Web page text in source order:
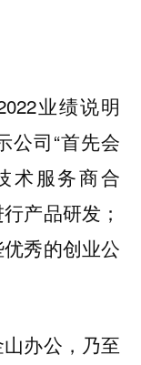
业绩说明
公司“首先会
术服务商合
产品研发；
秀的创业公
办公，乃至